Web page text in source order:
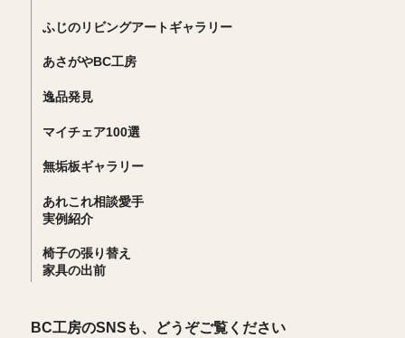
ふじのリビングアートギャラリー
あさがやBC工房
逸品発見
マイチェア100選
無垢板ギャラリー
あれこれ相談愛手
実例紹介
椅子の張り替え
家具の出前
BC工房のSNSも、どうぞご覧ください